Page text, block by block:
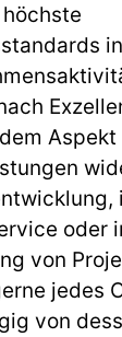
Aspekt
oder
von
jedes
von